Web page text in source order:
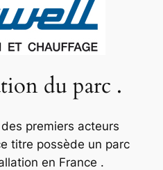
du parc .
premiers acteurs
titre possède un parc
en France .